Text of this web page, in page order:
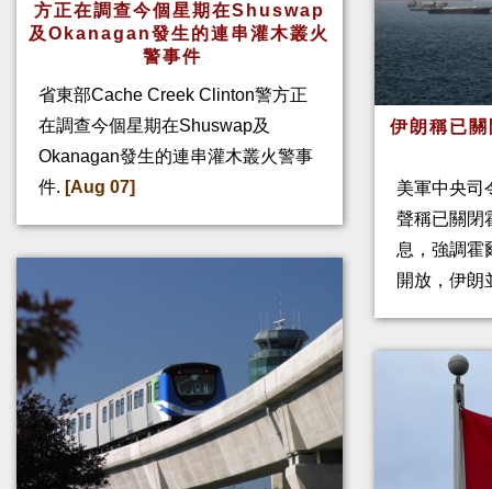
方正在調查今個星期在Shuswap
及Okanagan發生的連串灌木叢火
警事件
省東部Cache Creek Clinton警方正
在調查今個星期在Shuswap及
Okanagan發生的連串灌木叢火警事
件. [Aug 07]
伊朗稱已
美軍中央司
聲稱已關閉
息，強調霍
開放，伊